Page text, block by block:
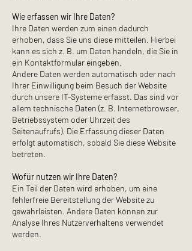
Wie erfassen wir Ihre Daten?
Ihre Daten werden zum einen dadurch
erhoben, dass Sie uns diese mitteilen. Hierbei
kann es sich z. B. um Daten handeln, die Sie in
ein Kontaktformular eingeben.
Andere Daten werden automatisch oder nach
Ihrer Einwilligung beim Besuch der Website
durch unsere IT-Systeme erfasst. Das sind vor
allem technische Daten (z. B. Internetbrowser,
Betriebssystem oder Uhrzeit des
Seitenaufrufs). Die Erfassung dieser Daten
erfolgt automatisch, sobald Sie diese Website
betreten.
Wofür nutzen wir Ihre Daten?
Ein Teil der Daten wird erhoben, um eine
fehlerfreie Bereitstellung der Website zu
gewährleisten. Andere Daten können zur
Analyse Ihres Nutzerverhaltens verwendet
werden.